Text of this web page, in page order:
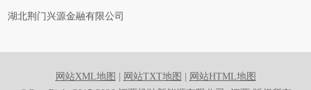
湖北荆门兴源金融有限公司
网站XML地图 网站TXT地图
网站HTML地图